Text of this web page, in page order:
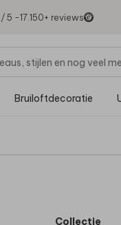
/ 5 -17.150+ reviews
Bruiloftdecoratie
Collectie